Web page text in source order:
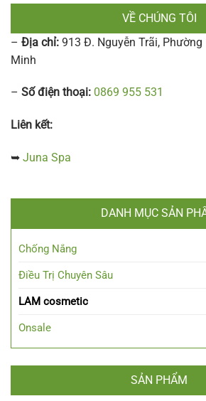
VỀ CHÚNG TÔI
– Địa chỉ: 913 Đ. Nguyễn Trãi, Phường
Minh
– Số điện thoại: 0869 955 531
Liên kết:
➥ Juna Spa
DANH MỤC SẢN
Chống Nắng
Điều Trị Chuyên Sâu
LAM cosmetic
Onsale
SẢN PHẨM